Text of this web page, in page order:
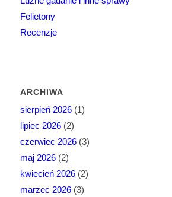
Felietony
Recenzje
ARCHIWA
sierpień 2026(1)
lipiec 2026(2)
czerwiec 2026(3)
maj 2026(2)
kwiecień 2026(2)
marzec 2026(3)